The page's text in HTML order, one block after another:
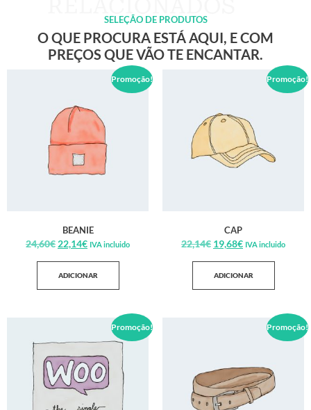
SELEÇÃO DE PRODUTOS
O QUE PROCURA ESTÁ AQUI, E COM
PREÇOS QUE VÃO TE ENCANTAR.
Promoção!
BEANIE
24,60€ 22,14€ IVA incluido
ADICIONAR
Promoção!
CAP
22,14€ 19,68€ IVA incluido
ADICIONAR
Promoção! Promoção!